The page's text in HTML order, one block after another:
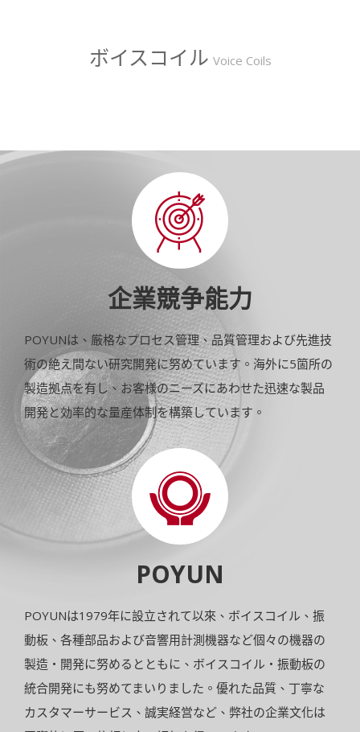
ボイスコイル Voice Coils
企業競争能力
POYUNは、厳格なプロセス管理、品質管理および先進技
術の絶え間ない研究開発に努めています。海外に5箇所の
製造拠点を有し、お客様のニーズにあわせた迅速な製品
開発と効率的な量産体制を構築しています。
POYUN
POYUNは1979年に設立されて以來、ボイスコイル、振
動板、各種部品および音響用計測機器など個々の機器の
製造・開発に努めるとともに、ボイスコイル・振動板の
統合開発にも努めてまいりました。優れた品質、丁寧な
カスタマーサービス、誠実経営など、弊社の企業文化は